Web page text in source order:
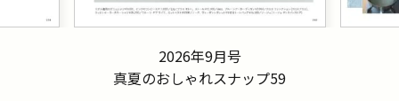
2026年9月号
真夏のおしゃれスナップ59